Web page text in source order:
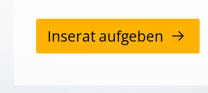
Inserat aufgeben